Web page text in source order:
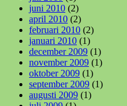
juni 2010 (2)
april 2010 (2)
februari 2010 (2)
januari 2010 (1)
december 2009 (1)
november 2009 (1)
oktober 2009 (1)
september 2009 (1)
augusti 2009 (1)